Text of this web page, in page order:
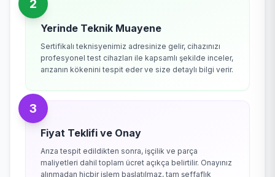
2
Yerinde Teknik Muayene
Sertifikalı teknisyenimiz adresinize gelir, cihazınızı
profesyonel test cihazları ile kapsamlı şekilde inceler,
arızanın kökenini tespit eder ve size detaylı bilgi verir.
3
Fiyat Teklifi ve Onay
Arıza tespit edildikten sonra, işçilik ve parça
maliyetleri dahil toplam ücret açıkça belirtilir. Onayınız
alınmadan hiçbir işlem başlatılmaz, tam şeffaflık